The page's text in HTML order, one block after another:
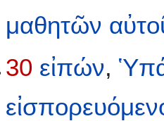
μαθητῶν
30 εἰπών,